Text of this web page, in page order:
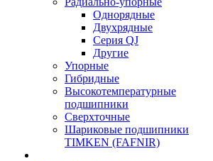
Однорядные
Двухрядные
Серия QJ
Другие
Упорные
Гибридные
Высокотемпературные
подшипники
Сверхточные
Шариковые подшипники
TIMKEN (FAFNIR)